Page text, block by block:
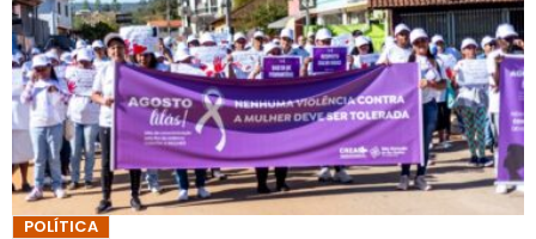
POLÍTICA